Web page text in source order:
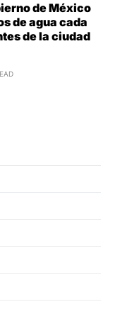
de México
de agua cada
de la ciudad